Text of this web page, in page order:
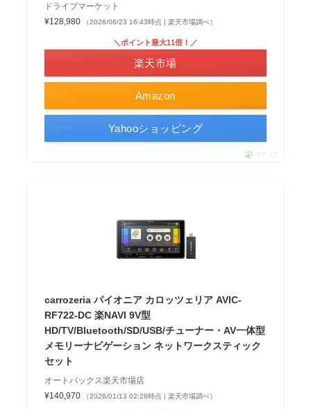
ドライブマーケット
¥128,980
（2026/06/23 16:43時点 | 楽天市場調べ）
Amazon
＼ポイント最大11倍！／
楽天市場
Yahooショッピング
ポチップ
carrozeria パイオニア カロッツェリア AVIC-
RF722-DC 楽NAVI 9V型
HD/TV/Bluetooth/SD/USB/チューナー・AV一体型
メモリーナビゲーション ネットワークスティック
セット
オートバックス楽天市場店
¥140,970
（2026/01/13 02:28時点 | 楽天市場調べ）